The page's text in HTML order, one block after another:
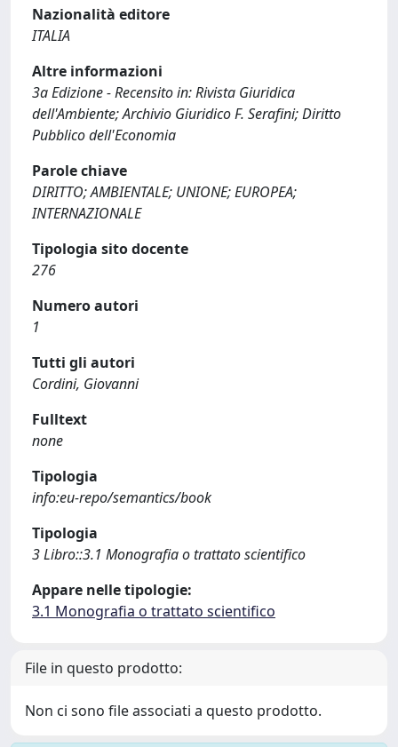
Nazionalità editore
ITALIA
Altre informazioni
3a Edizione - Recensito in: Rivista Giuridica
dell'Ambiente; Archivio Giuridico F. Serafini; Diritto
Pubblico dell'Economia
Parole chiave
DIRITTO; AMBIENTALE; UNIONE; EUROPEA;
INTERNAZIONALE
Tipologia sito docente
276
Numero autori
1
Tutti gli autori
Cordini, Giovanni
Fulltext
none
Tipologia
info:eu-repo/semantics/book
Tipologia
3 Libro::3.1 Monografia o trattato scientifico
Appare nelle tipologie:
3.1 Monografia o trattato scientifico
File in questo prodotto:
Non ci sono file associati a questo prodotto.